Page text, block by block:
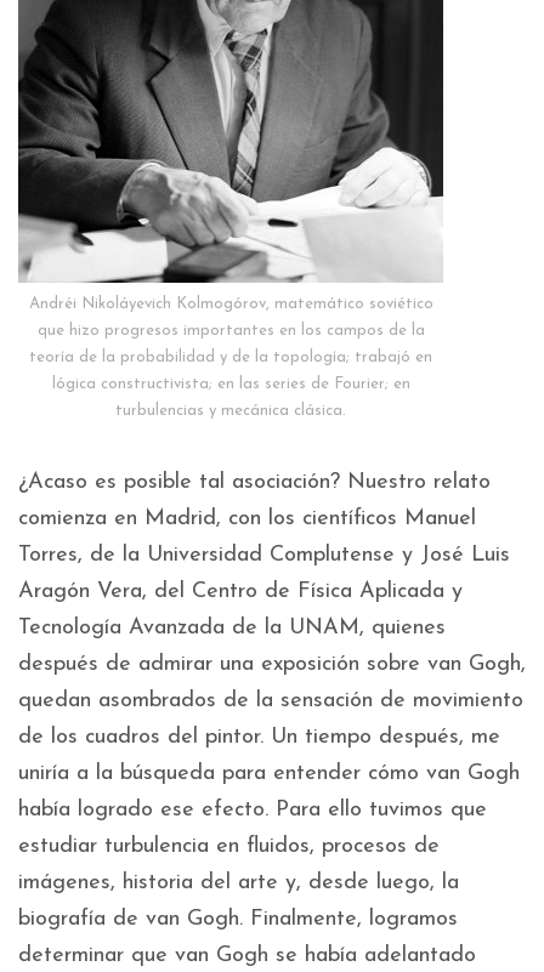
Andréi Nikoláyevich Kolmogórov, matemático soviético
que hizo progresos importantes en los campos de la
teoría de la probabilidad y de la topología; trabajó en
lógica constructivista; en las series de Fourier; en
turbulencias y mecánica clásica.
¿Acaso es posible tal asociación? Nuestro relato
comienza en Madrid, con los científicos Manuel
Torres, de la Universidad Complutense y José Luis
Aragón Vera, del Centro de Física Aplicada y
Tecnología Avanzada de la UNAM, quienes
después de admirar una exposición sobre van Gogh,
quedan asombrados de la sensación de movimiento
de los cuadros del pintor. Un tiempo después, me
uniría a la búsqueda para entender cómo van Gogh
había logrado ese efecto. Para ello tuvimos que
estudiar turbulencia en fluidos, procesos de
imágenes, historia del arte y, desde luego, la
biografía de van Gogh. Finalmente, logramos
determinar que van Gogh se había adelantado